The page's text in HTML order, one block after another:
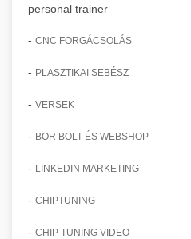
personal trainer
- CNC FORGÁCSOLÁS
- PLASZTIKAI SEBÉSZ
- VERSEK
- BOR BOLT ÉS WEBSHOP
- LINKEDIN MARKETING
- CHIPTUNING
- CHIP TUNING VIDEO